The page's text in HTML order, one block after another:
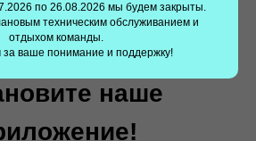
по 26.08.2026 мы будем закрыты.
техническим обслуживанием и
отдыхом команды.
за ваше понимание и поддержку!